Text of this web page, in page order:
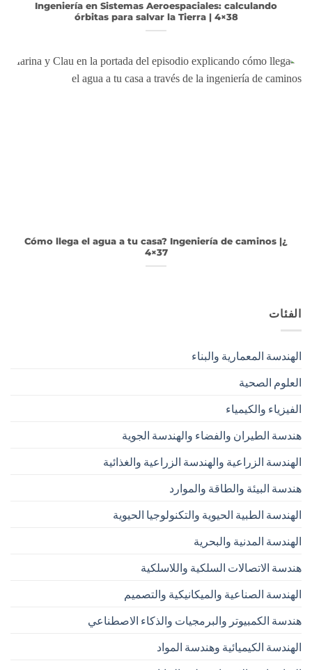
Ingeniería en Sistemas Aeroespaciales: calculando
órbitas para salvar la Tierra | 4×38
¿Cómo llega el agua a tu casa? Ingeniería de caminos |
4×37
الفئات
الهندسة المعمارية والبناء
العلوم الصحية
الفيزياء والكيمياء
هندسة الطيران والفضاء والهندسة الجوية
الهندسة الزراعية والهندسة الزراعية والغذائية
هندسة البيئة والطاقة والموارد
الهندسة الطبية الحيوية والتكنولوجيا الحيوية
الهندسة المدنية والبحرية
هندسة الاتصالات السلكية واللاسلكية
الهندسة الصناعية والميكانيكية والتصميم
هندسة الكمبيوتر والبرمجيات والذكاء الاصطناعي
الهندسة الكيميائية وهندسة المواد